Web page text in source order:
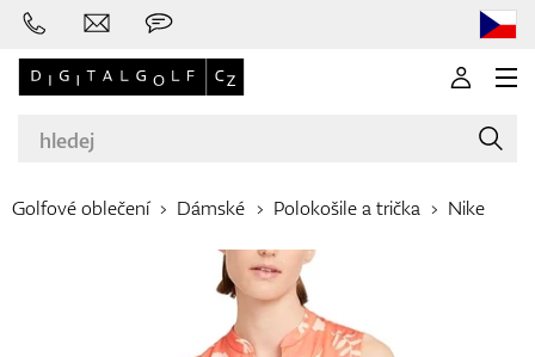
Značky
Golfové oblečení Dámské Polokošile a trička Nike